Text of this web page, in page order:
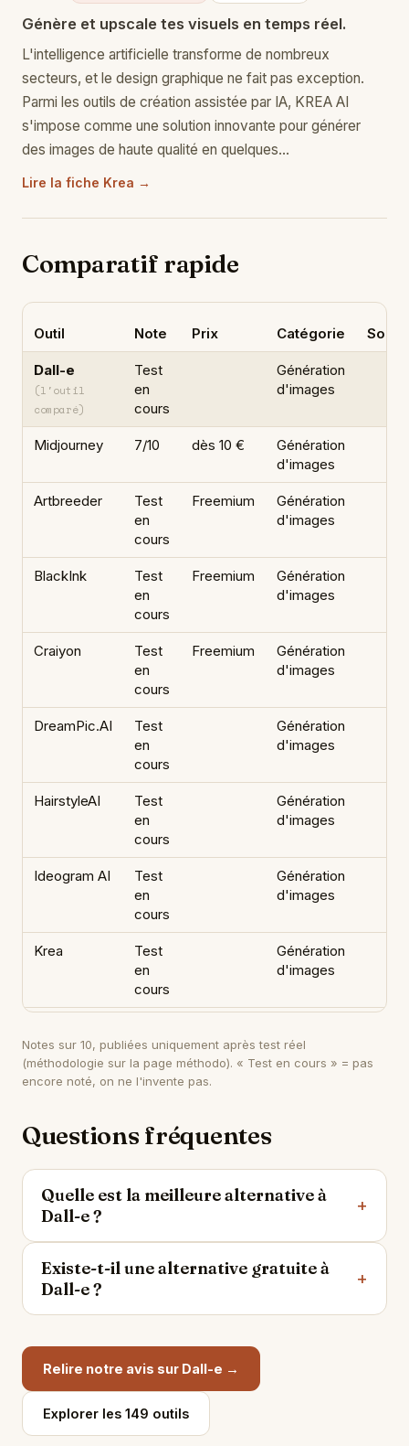
Génère et upscale tes visuels en temps réel.
L'intelligence artificielle transforme de nombreux
secteurs, et le design graphique ne fait pas exception.
Parmi les outils de création assistée par IA, KREA AI
s'impose comme une solution innovante pour générer
des images de haute qualité en quelques…
Lire la fiche Krea →
Comparatif rapide
Outil Note Prix Catégorie
Dall-e
(l'outil
comparé)
Test
en
cours
Génération
d'images
Midjourney 7/10 dès 10 €
Génération
d'images
Artbreeder
Test
en
cours
Freemium
Génération
d'images
BlackInk
Test
en
cours
Freemium
Génération
d'images
Craiyon
Test
en
cours
Freemium
Génération
d'images
DreamPic.AI
Test
en
cours
Génération
d'images
HairstyleAI
Test
en
cours
Génération
d'images
Ideogram AI
Test
en
cours
Génération
d'images
Krea
Test
en
cours
Génération
d'images
Notes sur 10, publiées uniquement après test réel
(méthodologie sur la page méthodo). « Test en cours » = pas
encore noté, on ne l'invente pas.
Questions fréquentes
Quelle est la meilleure alternative à
Dall-e ?
Existe-t-il une alternative gratuite à
Dall-e ?
Relire notre avis sur Dall-e →
Explorer les 149 outils